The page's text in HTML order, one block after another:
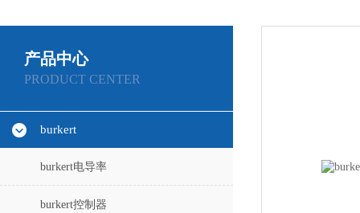
产品中心
PRODUCT CENTER
burkert
burkert电导率
burkert控制器